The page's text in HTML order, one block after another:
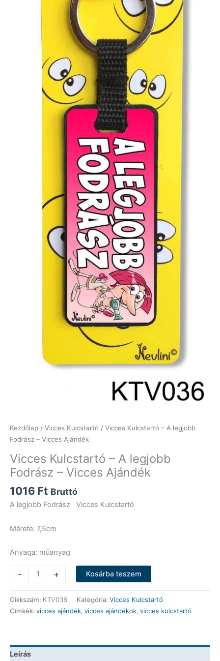
Kezdőlap / Vicces Kulcstartó / Vicces Kulcstartó – A legjobb
Fodrász – Vicces Ajándék
Vicces Kulcstartó – A legjobb
Fodrász – Vicces Ajándék
1016 Ft Bruttó
A legjobb Fodrász Vicces Kulcstartó
Mérete: 7,5cm
Anyaga: műanyag
-
Kulcstartó
-
A
legjobb
Vicces
+ Kosárba teszem
Cikkszám: KTV036 Kategória: Vicces Kulcstartó
Címkék: vicces ajándék, vicces ajándékok, vicces kulcstartó
Leírás